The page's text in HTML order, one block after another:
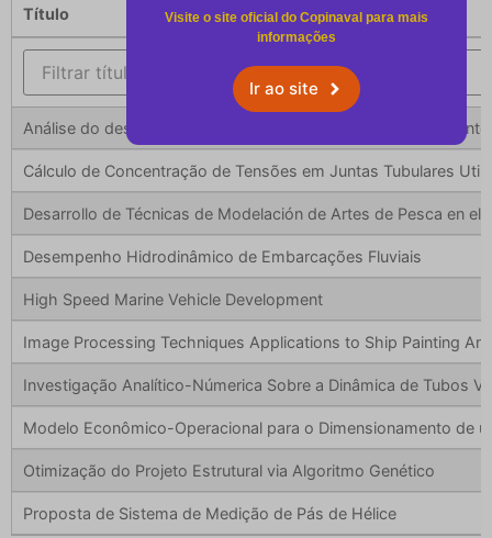
Título
Análise do desempenho do transporte Offshore de
Cálculo de Concentração de Tensões em Juntas Tubulares
Desarrollo de Técnicas de Modelación de Artes de Pesca en el
Desempenho Hidrodinâmico de Embarcações Fluviais
High Speed Marine Vehicle Development
Image Processing Techniques Applications to Ship Painting
Investigação Analítico-Númerica Sobre a Dinâmica de Tubos
Modelo Econômico-Operacional para o Dimensionamento de
Otimização do Projeto Estrutural via Algoritmo Genético
Proposta de Sistema de Medição de Pás de Hélice
Visite o site oficial do Copinaval para mais
informações
Ir ao site